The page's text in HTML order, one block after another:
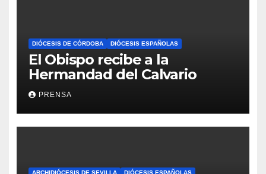
DIÓCESIS DE CÓRDOBA DIÓCESIS ESPAÑOLAS
El Obispo recibe a la
Hermandad del Calvario
PRENSA
ARCHIDIÓCESIS DE SEVILLA DIÓCESIS ESPAÑOLAS